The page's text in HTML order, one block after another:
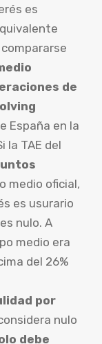
es
de
España en la
la TAE del
medio oficial,
es usurario
nulo. A
medio era
del 26%
por
nulo
debe